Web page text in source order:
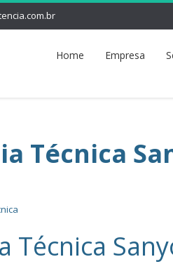
Home Empresa
Técnica
Técnica